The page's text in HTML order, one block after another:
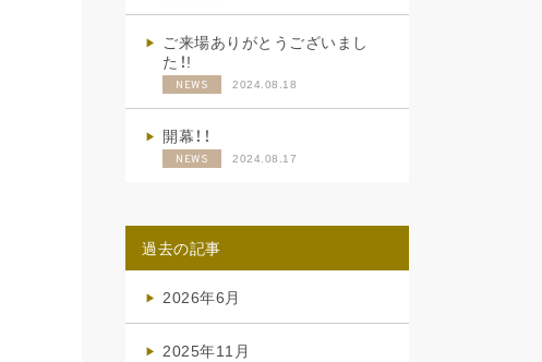
ご来場ありがとうございまし
た！!
NEWS 2024.08.18
開幕！！
NEWS 2024.08.17
過去の記事
2026年6月
2025年11月